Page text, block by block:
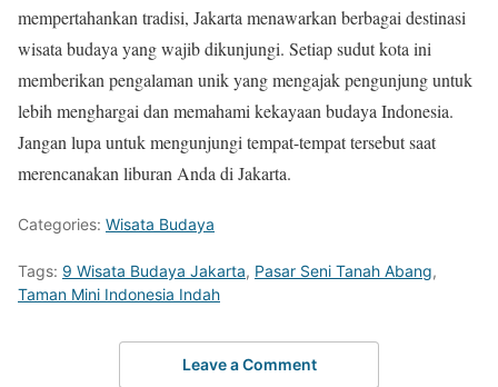
mempertahankan tradisi, Jakarta menawarkan berbagai destinasi
wisata budaya yang wajib dikunjungi. Setiap sudut kota ini
memberikan pengalaman unik yang mengajak pengunjung untuk
lebih menghargai dan memahami kekayaan budaya Indonesia.
Jangan lupa untuk mengunjungi tempat-tempat tersebut saat
merencanakan liburan Anda di Jakarta.
Categories: Wisata Budaya
Tags: 9 Wisata Budaya Jakarta, Pasar Seni Tanah Abang,
Taman Mini Indonesia Indah
Leave a Comment